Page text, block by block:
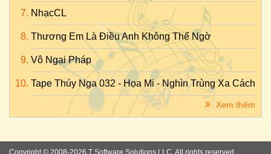
NhạcCL
Thương Em Là Điều Anh Không Thể Ngờ
Vô Ngại Pháp
Tape Thúy Nga 032 - Họa Mi - Nghìn Trùng Xa Cách
Xem thêm
Copyright © 2008-2026 T Software Solutions LLC. All rights reserved.